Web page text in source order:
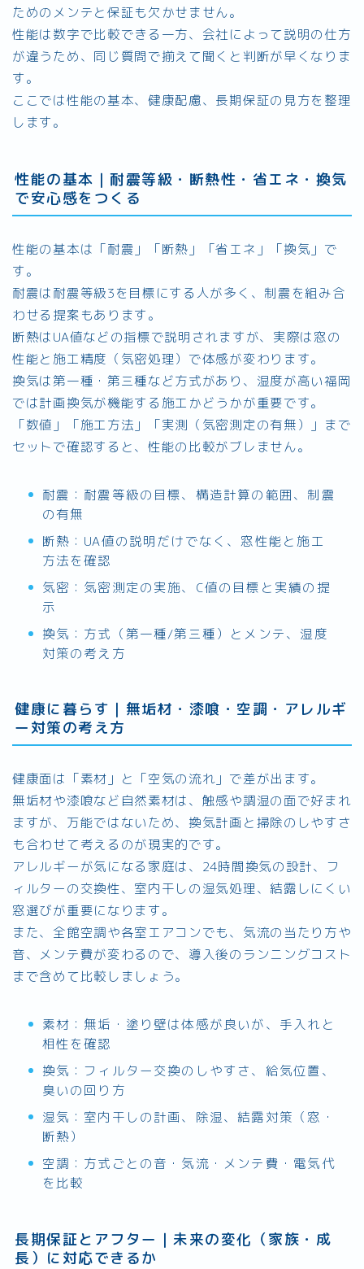
ためのメンテと保証も欠かせません。
性能は数字で比較できる一方、会社によって説明の仕方
が違うため、同じ質問で揃えて聞くと判断が早くなりま
す。
ここでは性能の基本、健康配慮、長期保証の見方を整理
します。
性能の基本｜耐震等級・断熱性・省エネ・換気
で安心感をつくる
性能の基本は「耐震」「断熱」「省エネ」「換気」で
す。
耐震は耐震等級3を目標にする人が多く、制震を組み合
わせる提案もあります。
断熱はUA値などの指標で説明されますが、実際は窓の
性能と施工精度（気密処理）で体感が変わります。
換気は第一種・第三種など方式があり、湿度が高い福岡
では計画換気が機能する施工かどうかが重要です。
「数値」「施工方法」「実測（気密測定の有無）」まで
セットで確認すると、性能の比較がブレません。
耐震：耐震等級の目標、構造計算の範囲、制震
の有無
断熱：UA値の説明だけでなく、窓性能と施工
方法を確認
気密：気密測定の実施、C値の目標と実績の提
示
換気：方式（第一種/第三種）とメンテ、湿度
対策の考え方
健康に暮らす｜無垢材・漆喰・空調・アレルギ
ー対策の考え方
健康面は「素材」と「空気の流れ」で差が出ます。
無垢材や漆喰など自然素材は、触感や調湿の面で好まれ
ますが、万能ではないため、換気計画と掃除のしやすさ
も合わせて考えるのが現実的です。
アレルギーが気になる家庭は、24時間換気の設計、フ
ィルターの交換性、室内干しの湿気処理、結露しにくい
窓選びが重要になります。
また、全館空調や各室エアコンでも、気流の当たり方や
音、メンテ費が変わるので、導入後のランニングコスト
まで含めて比較しましょう。
素材：無垢・塗り壁は体感が良いが、手入れと
相性を確認
換気：フィルター交換のしやすさ、給気位置、
臭いの回り方
湿気：室内干しの計画、除湿、結露対策（窓・
断熱）
空調：方式ごとの音・気流・メンテ費・電気代
を比較
長期保証とアフター｜未来の変化（家族・成
長）に対応できるか